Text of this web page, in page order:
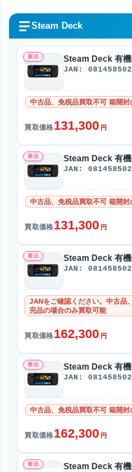
Steam Deck
新品 Steam Deck 有
JAN:
中古品、免税品買取不可 箱開
買取価格131,300 円
新品 Steam Deck 有
JAN:
中古品、免税品買取不可 箱開
買取価格131,300 円
新品 Steam Deck 有
JAN:
JANをご確認ください。中古品
完品の場合のみ買取可能
買取価格162,300 円
新品 Steam Deck 有
JAN:
中古品、免税品買取不可 箱開
買取価格162,300 円
新品 Steam Deck 有